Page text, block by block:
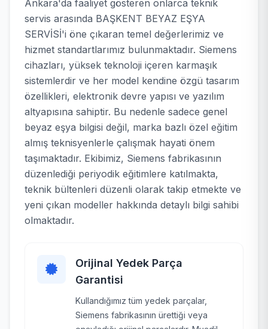
Ankara'da faaliyet gösteren onlarca teknik
servis arasında BAŞKENT BEYAZ EŞYA
SERVİSİ'i öne çıkaran temel değerlerimiz ve
hizmet standartlarımız bulunmaktadır. Siemens
cihazları, yüksek teknoloji içeren karmaşık
sistemlerdir ve her model kendine özgü tasarım
özellikleri, elektronik devre yapısı ve yazılım
altyapısına sahiptir. Bu nedenle sadece genel
beyaz eşya bilgisi değil, marka bazlı özel eğitim
almış teknisyenlerle çalışmak hayati önem
taşımaktadır. Ekibimiz, Siemens fabrikasının
düzenlediği periyodik eğitimlere katılmakta,
teknik bültenleri düzenli olarak takip etmekte ve
yeni çıkan modeller hakkında detaylı bilgi sahibi
olmaktadır.
Orijinal Yedek Parça
Garantisi
Kullandığımız tüm yedek parçalar,
Siemens fabrikasının ürettiği veya